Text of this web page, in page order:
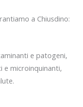
a Chiusdino:
e patogeni,
e microinquinanti,